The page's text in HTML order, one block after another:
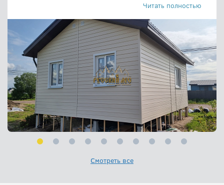
будто это все дело на миллион долларов, на звонки и
смс отвечал молниеносно, со знанием
профессионала, всегда приветлив, чем и подкупил.
Что касается окончательного решения - тут сыграло
большую роль, что данная фирма строит ещё и в
ипотеку, т е ребята отвечают за свою работу! Бригада
- я то думала приедет человек 5, а их оказалось всего
двое (Алексей и Михаил), ну думаю, месяца три будут
делать, а они за 4 недели, мои соседи были в лёгком
шоке), все мои просьбы были выполнены, все четко,
домик - загляденье, сразу видно руку мастера!
Вячеслав - руководитель, сам привозил бригаде даже
шурупы с гвоздями))), всегда на связи, даже после
окончания строительства, за что ему огромное
встречу, по оплате я задерживала на неделю -
Читать полностью
Смотреть все